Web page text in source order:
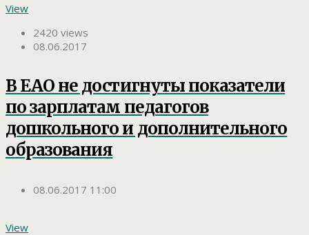
View
2420 views
08.06.2017
В ЕАО не достигнуты показатели
по зарплатам педагогов
дошкольного и дополнительного
образования
08.06.2017 11:00
View